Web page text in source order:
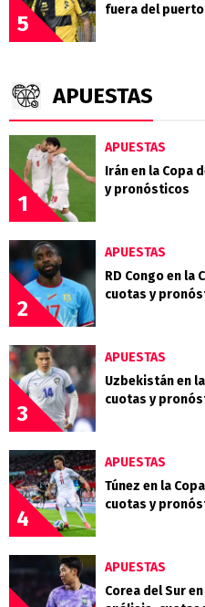
5
fuera del
APUESTAS
1
APUESTAS
Irán en la Copa
y pronósticos
2
APUESTAS
RD Congo en la
cuotas y
3
APUESTAS
Uzbekistán en
cuotas y
4
APUESTAS
Túnez en la
cuotas y
APUESTAS
Corea del Sur